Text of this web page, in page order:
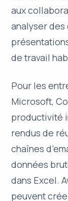
aux
analyser
de travail
Pour les
Microsoft,
productivité
rendus de
chaînes
données
dans Excel.
peuvent